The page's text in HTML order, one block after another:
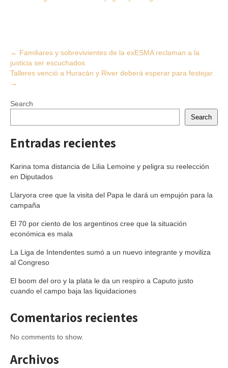
Post
navigation
← Familiares y sobrevivientes de la exESMA reclaman a la
justicia ser escuchados
Talleres venció a Huracán y River deberá esperar para festejar
→
Search
Search
Entradas recientes
Karina toma distancia de Lilia Lemoine y peligra su reelección
en Diputados
Llaryora cree que la visita del Papa le dará un empujón para la
campaña
El 70 por ciento de los argentinos cree que la situación
económica es mala
La Liga de Intendentes sumó a un nuevo integrante y moviliza
al Congreso
El boom del oro y la plata le da un respiro a Caputo justo
cuando el campo baja las liquidaciones
Comentarios recientes
No comments to show.
Archivos